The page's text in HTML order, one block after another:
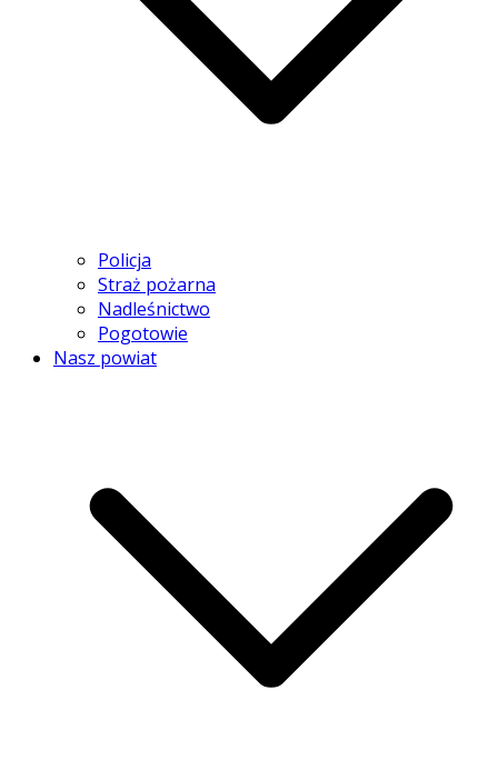
Policja
Straż pożarna
Nadleśnictwo
Pogotowie
Nasz powiat